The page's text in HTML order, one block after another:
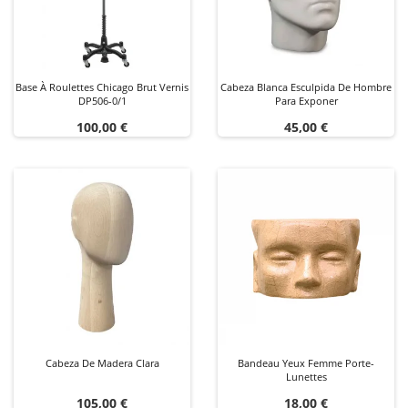
Base À Roulettes Chicago Brut Vernis
DP506-0/1
Precio
100,00 €
Cabeza Blanca Esculpida De Hombre
Para Exponer
Precio
45,00 €
Cabeza De Madera Clara
Precio
105,00 €
Bandeau Yeux Femme Porte-
Lunettes
Precio
18,00 €